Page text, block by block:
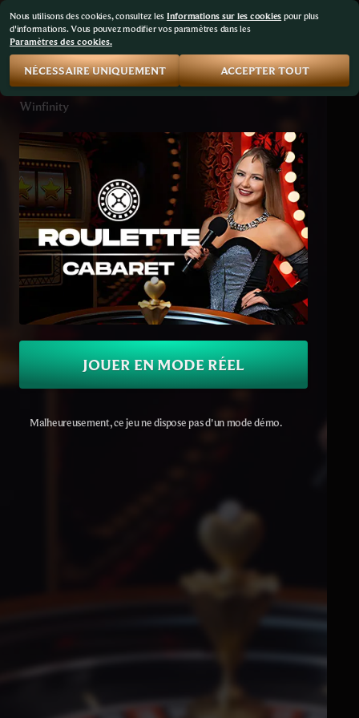
Cabaret Roulette
Winfinity
JOUER EN MODE RÉEL
Malheureusement, ce jeu ne dispose pas d'un mode démo.
Nous utilisons des cookies, consultez les Informations sur les cookies pour plus
d'informations. Vous pouvez modifier vos paramètres dans les
Paramètres des cookies.
NÉCESSAIRE UNIQUEMENT ACCEPTER TOUT